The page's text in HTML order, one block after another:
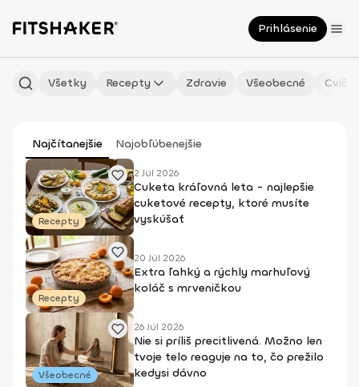
Prihlásenie
Všetky Recepty Zdravie Všeobecné
Najčítanejšie Najobľúbenejšie
Recepty
2 Júl 2026
Cuketa kráľovná leta - najlepšie
cuketové recepty, ktoré musíte
vyskúšať
Recepty
20 Júl 2026
Extra ľahký a rýchly marhuľový
koláč s mrveničkou
Všeobecné
26 Júl 2026
Nie si príliš precitlivená. Možno len
tvoje telo reaguje na to, čo prežilo
kedysi dávno